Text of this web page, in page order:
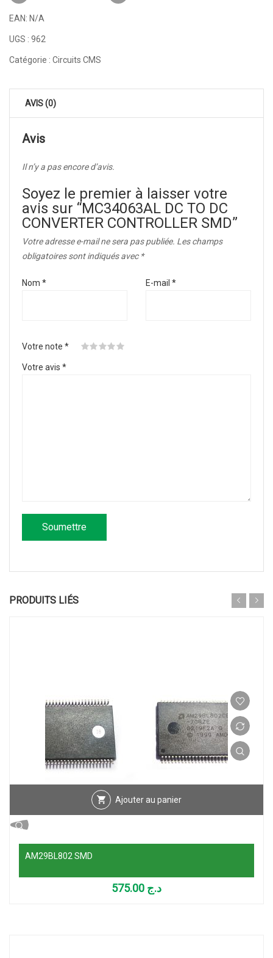
EAN: N/A
UGS : 962
Catégorie : Circuits CMS
AVIS (0)
Avis
Il n’y a pas encore d’avis.
Soyez le premier à laisser votre
avis sur “MC34063AL DC TO DC
CONVERTER CONTROLLER SMD”
Votre adresse e-mail ne sera pas publiée. Les champs
obligatoires sont indiqués avec *
Nom * E-mail *
Votre note *
Votre avis *
PRODUITS LIÉS
Ajouter au panier
AM29BL802 SMD
د.ج